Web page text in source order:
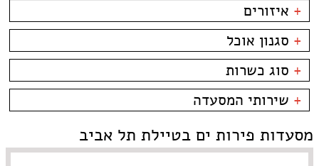
+ איזורים
צהלה
שוק הפשפשים
לילינבלום
תל אביב
----
פלורנטין
צפון תל אביב
קרליבך
+ סגנון אוכל
בשרים
דגים
פירות ים
צרפתי
סושי
אירועים
ביסטרו
בית קפה
בר מסעדה
גורמה
+ סוג כשרות
כשרות
כשר למהדרין
+ שירותי המסעדה
משלוחים
מסעדות פירות ים בטיילת תל אביב